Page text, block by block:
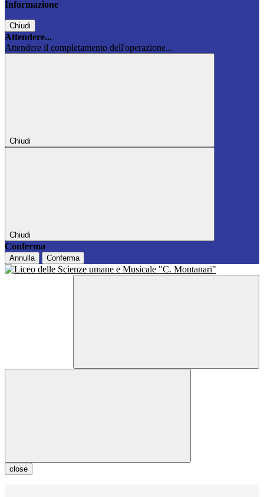
Informazione
Chiudi
Attendere...
Attendere il completamento dell'operazione...
Chiudi
Chiudi
Conferma
Annulla Conferma
close